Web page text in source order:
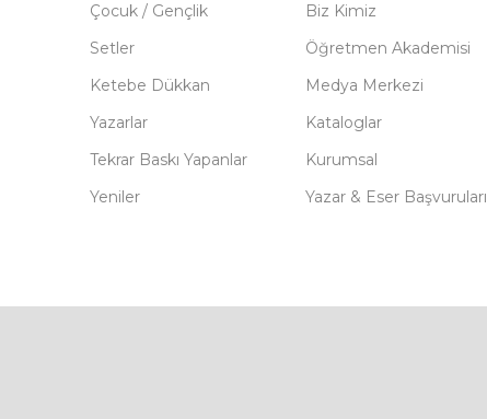
Çocuk / Gençlik
Setler
Ketebe Dükkan
Yazarlar
Tekrar Baskı Yapanlar
Yeniler
Biz Kimiz
Öğretmen Akademisi
Medya Merkezi
Kataloglar
Kurumsal
Yazar & Eser Başvuruları